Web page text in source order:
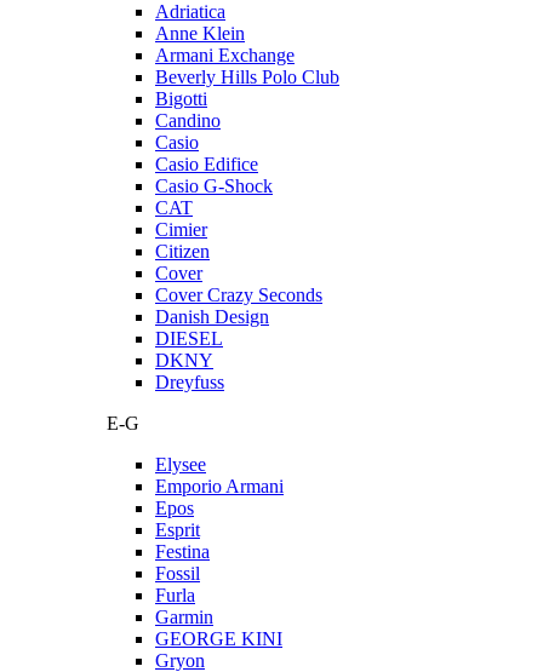
Adriatica
Anne Klein
Armani Exchange
Beverly Hills Polo Club
Bigotti
Candino
Casio
Casio Edifice
Casio G-Shock
CAT
Cimier
Citizen
Cover
Cover Crazy Seconds
Danish Design
DIESEL
DKNY
Dreyfuss
E-G
Elysee
Emporio Armani
Epos
Esprit
Festina
Fossil
Furla
Garmin
GEORGE KINI
Gryon